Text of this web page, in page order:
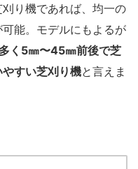
り機であれば、均一の
能。モデルにもよるが
く5㎜〜45㎜前後で芝
すい芝刈り機と言えま